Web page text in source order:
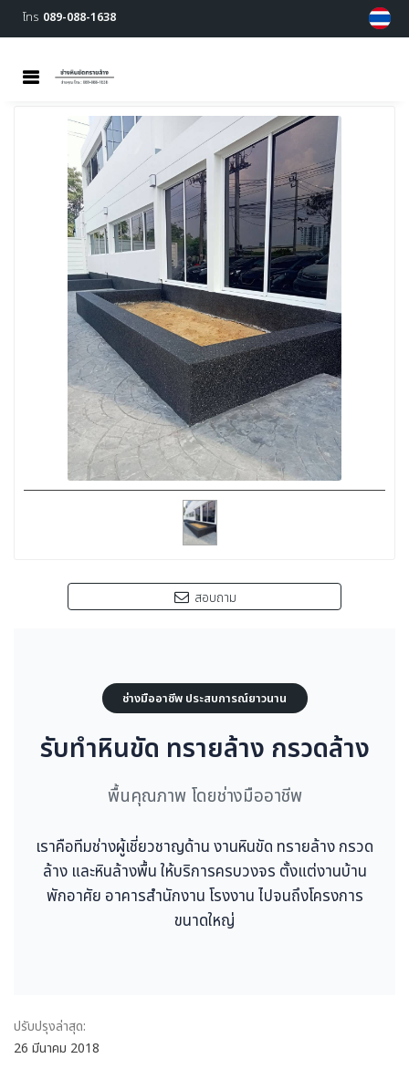
โทร 089-088-1638
MENU
สอบถาม
ช่างมืออาชีพ ประสบการณ์ยาวนาน
รับทำหินขัด ทรายล้าง กรวดล้าง
พื้นคุณภาพ โดยช่างมืออาชีพ
เราคือทีมช่างผู้เชี่ยวชาญด้าน งานหินขัด ทรายล้าง กรวด
ล้าง และหินล้างพื้น ให้บริการครบวงจร ตั้งแต่งานบ้าน
พักอาศัย อาคารสำนักงาน โรงงาน ไปจนถึงโครงการ
ขนาดใหญ่
ปรับปรุงล่าสุด:
26 มีนาคม 2018